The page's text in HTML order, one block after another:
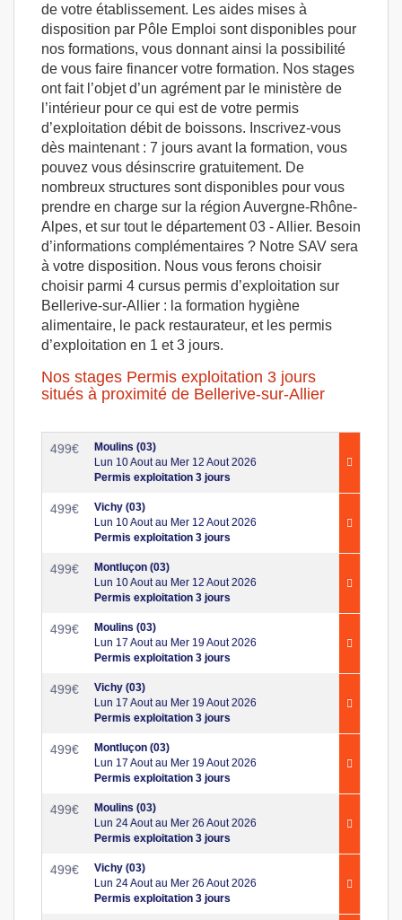
de votre établissement. Les aides mises à
disposition par Pôle Emploi sont disponibles pour
nos formations, vous donnant ainsi la possibilité
de vous faire financer votre formation. Nos stages
ont fait l’objet d’un agrément par le ministère de
l’intérieur pour ce qui est de votre permis
d’exploitation débit de boissons. Inscrivez-vous
dès maintenant : 7 jours avant la formation, vous
pouvez vous désinscrire gratuitement. De
nombreux structures sont disponibles pour vous
prendre en charge sur la région Auvergne-Rhône-
Alpes, et sur tout le département 03 - Allier. Besoin
d’informations complémentaires ? Notre SAV sera
à votre disposition. Nous vous ferons choisir
choisir parmi 4 cursus permis d’exploitation sur
Bellerive-sur-Allier : la formation hygiène
alimentaire, le pack restaurateur, et les permis
d’exploitation en 1 et 3 jours.
Nos stages Permis exploitation 3 jours
situés à proximité de Bellerive-sur-Allier
499€
Moulins (03)
Lun 10 Aout au Mer 12 Aout 2026
Permis exploitation 3 jours
499€
Vichy (03)
Lun 10 Aout au Mer 12 Aout 2026
Permis exploitation 3 jours
499€
Montluçon (03)
Lun 10 Aout au Mer 12 Aout 2026
Permis exploitation 3 jours
499€
Moulins (03)
Lun 17 Aout au Mer 19 Aout 2026
Permis exploitation 3 jours
499€
Vichy (03)
Lun 17 Aout au Mer 19 Aout 2026
Permis exploitation 3 jours
499€
Montluçon (03)
Lun 17 Aout au Mer 19 Aout 2026
Permis exploitation 3 jours
499€
Moulins (03)
Lun 24 Aout au Mer 26 Aout 2026
Permis exploitation 3 jours
499€
Vichy (03)
Lun 24 Aout au Mer 26 Aout 2026
Permis exploitation 3 jours